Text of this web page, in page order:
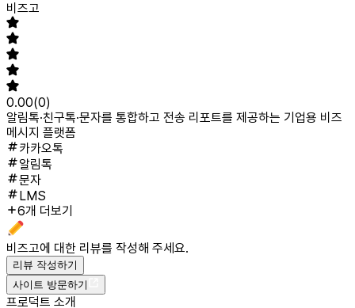
비즈고
0.00(0)
알림톡·친구톡·문자를 통합하고 전송 리포트를 제공하는 기업용 비즈
메시지 플랫폼
카카오톡
알림톡
문자
LMS
6개 더보기
비즈고에 대한 리뷰를 작성해 주세요.
리뷰 작성하기
사이트 방문하기
프로덕트 소개